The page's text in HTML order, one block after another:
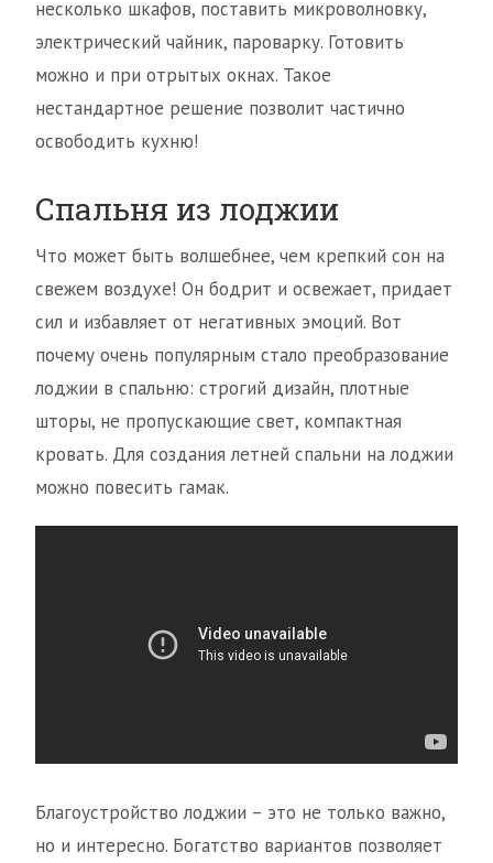
несколько шкафов, поставить микроволновку,
электрический чайник, пароварку. Готовить
можно и при отрытых окнах. Такое
нестандартное решение позволит частично
освободить кухню!
Спальня из лоджии
Что может быть волшебнее, чем крепкий сон на
свежем воздухе! Он бодрит и освежает, придает
сил и избавляет от негативных эмоций. Вот
почему очень популярным стало преобразование
лоджии в спальню: строгий дизайн, плотные
шторы, не пропускающие свет, компактная
кровать. Для создания летней спальни на лоджии
можно повесить гамак.
Благоустройство лоджии – это не только важно,
но и интересно. Богатство вариантов позволяет